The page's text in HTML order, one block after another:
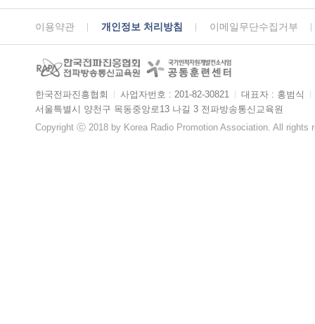
이용약관 개인정보 처리방침 이메일무단수집거부
한국전파진흥협회 사업자번호 : 201-82-30821 대표자 : 홍범식
서울특별시 양천구 목동중앙로13 나길 3 전파방송통신교육원
Copyright ⓒ 2018 by Korea Radio Promotion Association. All rights